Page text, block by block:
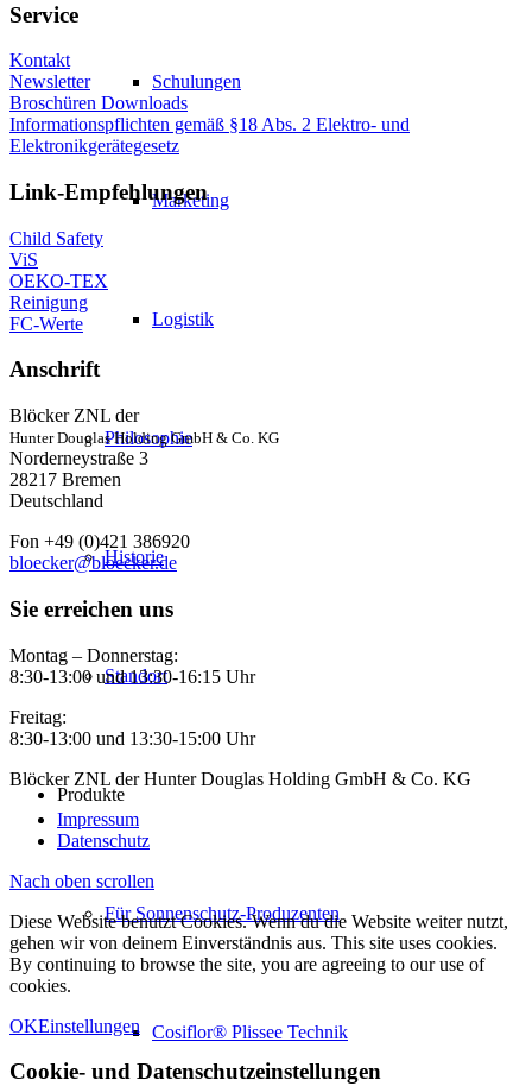
Schulungen
Marketing
Logistik
Philosophie
Historie
Standort
Produkte
Für Sonnenschutz-Produzenten
Cosiflor® Plissee Technik
Service
Kontakt
Newsletter
Broschüren Downloads
Informationspflichten gemäß §18 Abs. 2 Elektro- und
Elektronikgerätegesetz
Link-Empfehlungen
Child Safety
ViS
OEKO-TEX
Reinigung
FC-Werte
Anschrift
Blöcker ZNL der
Hunter Douglas Holding GmbH & Co. KG
Norderneystraße 3
28217 Bremen
Deutschland
Fon +49 (0)421 386920
bloecker@bloecker.de
Sie erreichen uns
Montag – Donnerstag:
8:30-13:00 und 13:30-16:15 Uhr
Freitag:
8:30-13:00 und 13:30-15:00 Uhr
Blöcker ZNL der Hunter Douglas Holding GmbH & Co. KG
Impressum
Datenschutz
Nach oben scrollen
Diese Website benutzt Cookies. Wenn du die Website weiter nutzt,
gehen wir von deinem Einverständnis aus. This site uses cookies.
By continuing to browse the site, you are agreeing to our use of
cookies.
OKEinstellungen
Cookie- und Datenschutzeinstellungen